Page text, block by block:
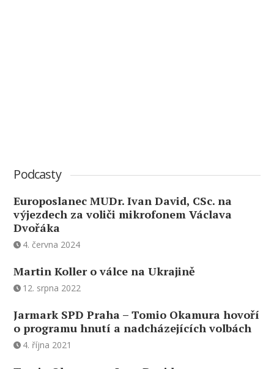
Podcasty
Europoslanec MUDr. Ivan David, CSc. na
výjezdech za voliči mikrofonem Václava
Dvořáka
4. června 2024
Martin Koller o válce na Ukrajině
12. srpna 2022
Jarmark SPD Praha – Tomio Okamura hovoří
o programu hnutí a nadcházejících volbách
4. října 2021